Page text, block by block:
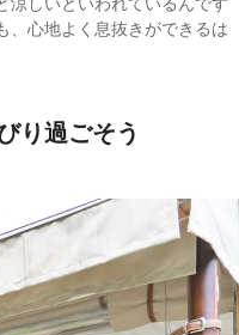
、心地よく息抜きができるは
り過ごそう